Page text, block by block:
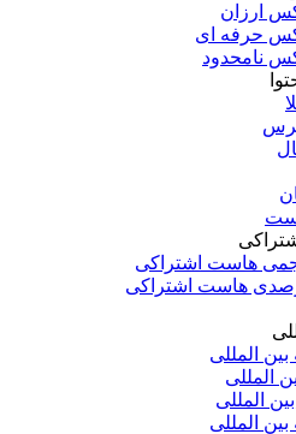
ارزان
حرفه ای
نامحدود
هاست اشتراکی
هاست اشتراکی
المللی
المللی
المللی
بین المللی